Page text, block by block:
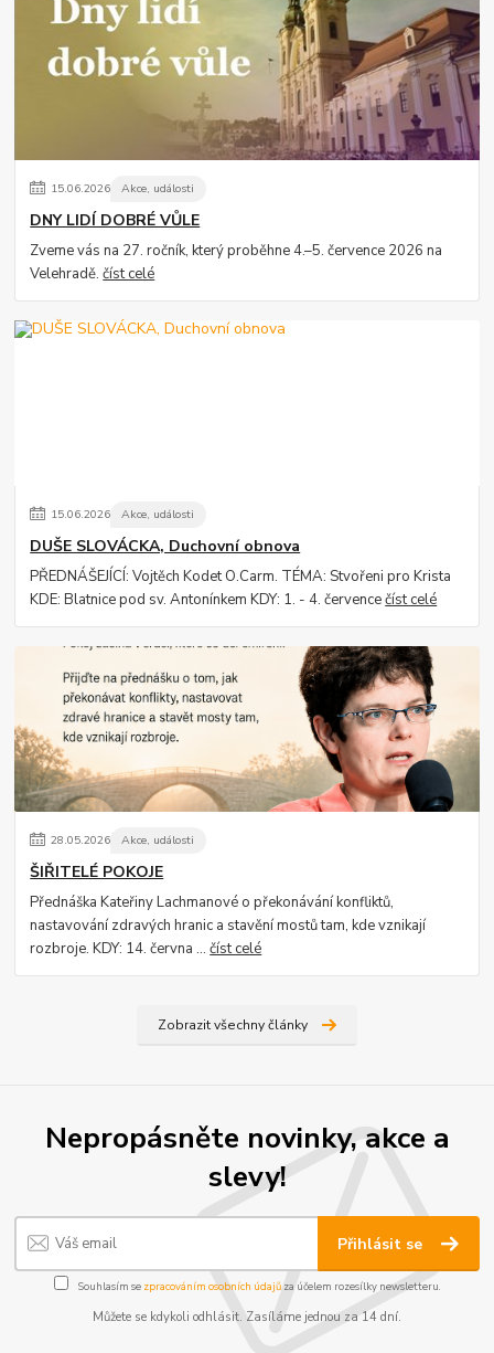
15.06.2026 Akce, události
DNY LIDÍ DOBRÉ VŮLE
Zveme vás na 27. ročník, který proběhne 4.–5. července 2026 na
Velehradě.číst celé
15.06.2026 Akce, události
DUŠE SLOVÁCKA, Duchovní obnova
PŘEDNÁŠEJÍCÍ: Vojtěch Kodet O.Carm. TÉMA: Stvořeni pro Krista
KDE: Blatnice pod sv. Antonínkem KDY: 1. - 4. červencečíst celé
28.05.2026 Akce, události
ŠIŘITELÉ POKOJE
Přednáška Kateřiny Lachmanové o překonávání konfliktů,
nastavování zdravých hranic a stavění mostů tam, kde vznikají
rozbroje. KDY: 14. června ...číst celé
Zobrazit všechny články
Nepropásněte novinky, akce a
slevy!
Přihlásit se
Souhlasím se zpracováním osobních údajůza účelem rozesílky newsletteru.
Můžete se kdykoli odhlásit. Zasíláme jednou za 14 dní.